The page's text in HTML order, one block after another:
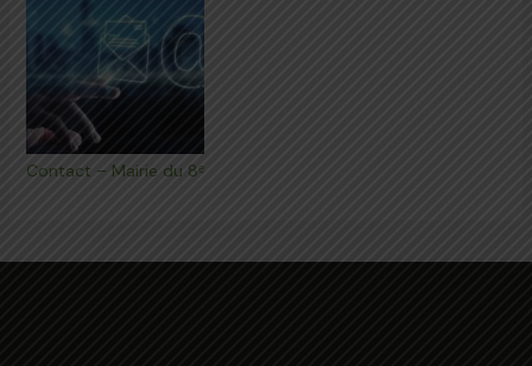
Contact – Mairie du 8ᵉ